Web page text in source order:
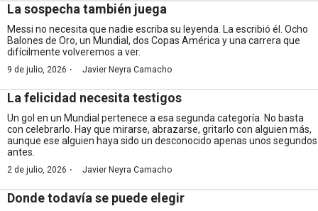
La sospecha también juega
Messi no necesita que nadie escriba su leyenda. La escribió él. Ocho
Balones de Oro, un Mundial, dos Copas América y una carrera que
difícilmente volveremos a ver.
9 de julio, 2026 · Javier Neyra Camacho
La felicidad necesita testigos
Un gol en un Mundial pertenece a esa segunda categoría. No basta
con celebrarlo. Hay que mirarse, abrazarse, gritarlo con alguien más,
aunque ese alguien haya sido un desconocido apenas unos segundos
antes.
2 de julio, 2026 · Javier Neyra Camacho
Donde todavía se puede elegir